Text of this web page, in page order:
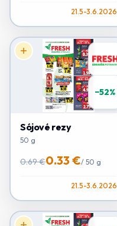
21.5-3.6.2026
−52%
Sójové rezy
50 g
0.69 €0.33 €/ 50 g
21.5-3.6.2026